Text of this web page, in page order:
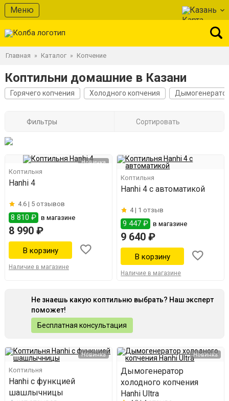
Меню Казань
Главная » Каталог » Копчение
Коптильни домашние в Казани
Горячего копчения Холодного копчения
Фильтры Сортировать
Новинка
Коптильня
Hanhi 4
4.6 | 5 отзывов
8 810 ₽ в магазине
8 990 ₽
Наличие в магазине
Коптильня
Hanhi 4 с автоматикой
4 | 1 отзыв
9 447 ₽ в магазине
9 640 ₽
Наличие в магазине
Не знаешь какую коптильню выбрать? Наш эксперт
поможет!
Бесплатная консультация
Новинка
Коптильня
Hanhi с функцией
шашлычницы
Новинка
Дымогенератор
холодного копчения
Hanhi Ultra